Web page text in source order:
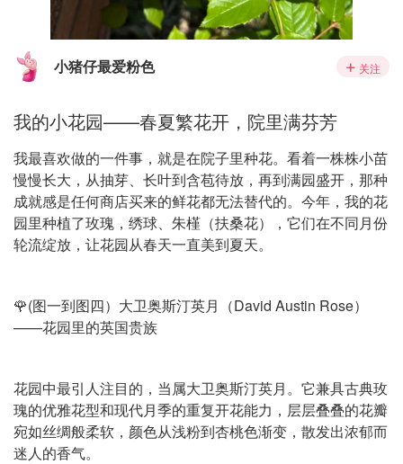
小猪仔最爱粉色 关注
我的小花园——春夏繁花开，院里满芬芳
我最喜欢做的一件事，就是在院子里种花。看着一株株小苗
慢慢长大，从抽芽、长叶到含苞待放，再到满园盛开，那种
成就感是任何商店买来的鲜花都无法替代的。今年，我的花
园里种植了玫瑰，绣球、朱槿（扶桑花），它们在不同月份
轮流绽放，让花园从春天一直美到夏天。
🌹(图一到图四）大卫奥斯汀英月（David Austin Rose）
——花园里的英国贵族
花园中最引人注目的，当属大卫奥斯汀英月。它兼具古典玫
瑰的优雅花型和现代月季的重复开花能力，层层叠叠的花瓣
宛如丝绸般柔软，颜色从浅粉到杏桃色渐变，散发出浓郁而
迷人的香气。